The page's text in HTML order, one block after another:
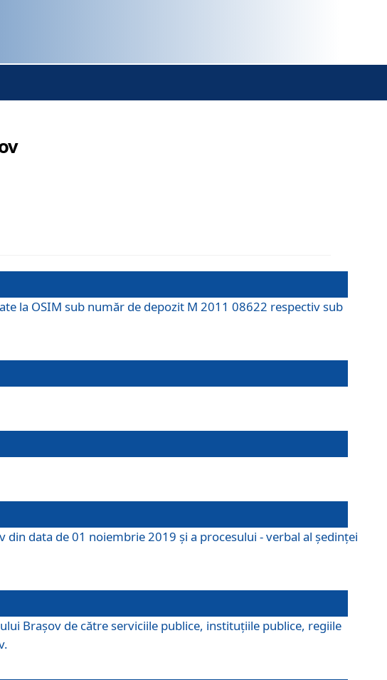
la OSIM sub număr de depozit M 2011 08622 respectiv sub
data de 01 noiembrie 2019 și a procesului - verbal al ședinței
Brașov de către serviciile publice, instituțiile publice, regiile